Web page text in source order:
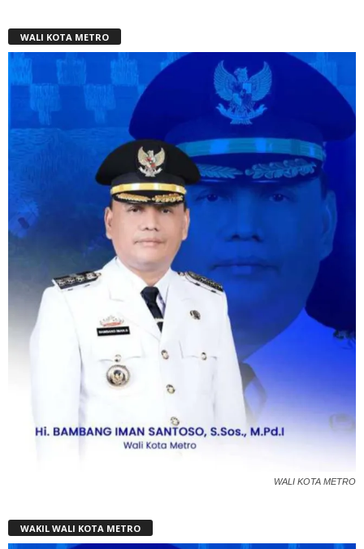
WALI KOTA METRO
WALI KOTA METRO
WAKIL WALI KOTA METRO